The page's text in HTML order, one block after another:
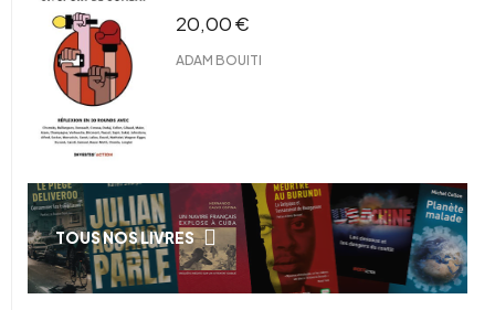
20,00€
ADAM BOUITI
TOUS NOS LIVRES